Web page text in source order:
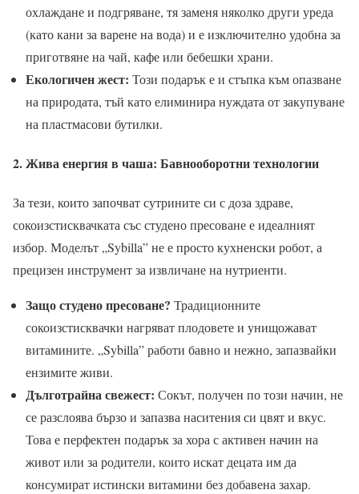
охлаждане и подгряване, тя заменя няколко други уреда
(като кани за варене на вода) и е изключително удобна за
приготвяне на чай, кафе или бебешки храни.
Екологичен жест: Този подарък е и стъпка към опазване
на природата, тъй като елиминира нуждата от закупуване
на пластмасови бутилки.
2. Жива енергия в чаша: Бавнооборотни технологии
За тези, които започват сутрините си с доза здраве,
сокоизстисквачката със студено пресоване е идеалният
избор. Моделът „Sybilla” не е просто кухненски робот, а
прецизен инструмент за извличане на нутриенти.
Защо студено пресоване? Традиционните
сокоизстисквачки нагряват плодовете и унищожават
витамините. „Sybilla” работи бавно и нежно, запазвайки
ензимите живи.
Дълготрайна свежест: Сокът, получен по този начин, не
се разслоява бързо и запазва наситения си цвят и вкус.
Това е перфектен подарък за хора с активен начин на
живот или за родители, които искат децата им да
консумират истински витамини без добавена захар.